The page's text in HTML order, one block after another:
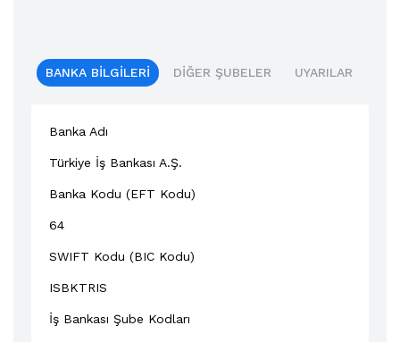
BANKA BILGILERI DIĞER ŞUBELER UYARILAR
Banka Adı
Türkiye İş Bankası A.Ş.
Banka Kodu (EFT Kodu)
64
SWIFT Kodu (BIC Kodu)
ISBKTRIS
İş Bankası Şube Kodları